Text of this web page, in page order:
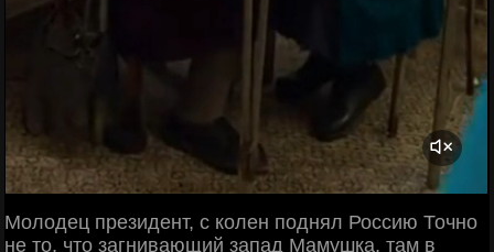
Молодец президент, с колен поднял Россию Точно
не то, что загнивающий запад Мамушка, там в